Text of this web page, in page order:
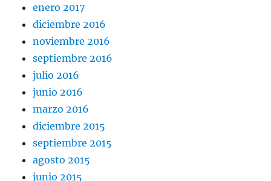
enero 2017
diciembre 2016
noviembre 2016
septiembre 2016
julio 2016
junio 2016
marzo 2016
diciembre 2015
septiembre 2015
agosto 2015
junio 2015